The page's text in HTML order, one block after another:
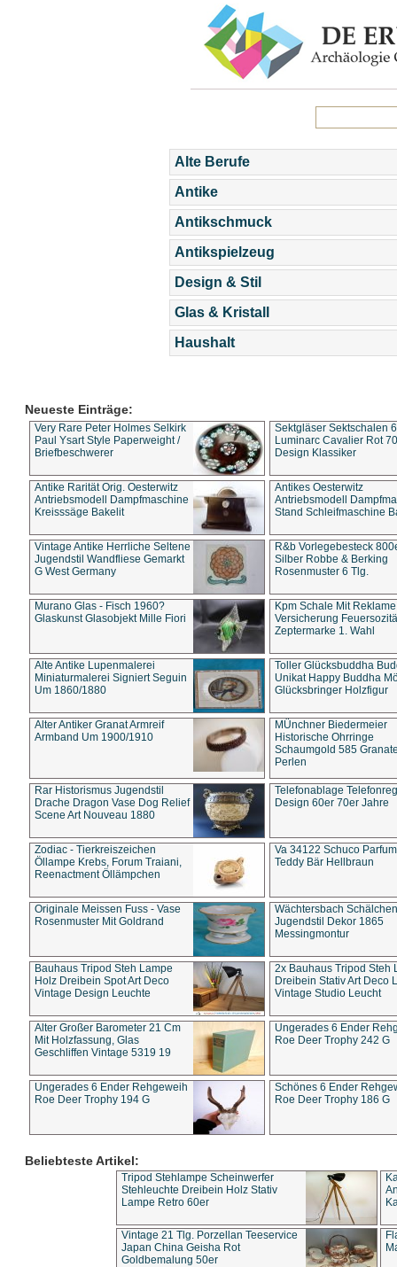
Alte Berufe
Antike
Antikschmuck
Antikspielzeug
Design & Stil
Glas & Kristall
Haushalt
Neueste Einträge:
Very Rare Peter Holmes Selkirk
Paul Ysart Style Paperweight /
Briefbeschwerer
Sektgläser Sektschalen
Luminarc Cavalier Rot
Design Klassiker
Antike Rarität Orig. Oesterwitz
Antriebsmodell Dampfmaschine
Kreisssäge Bakelit
Antikes Oesterwitz
Antriebsmodell
Stand Schleifmaschine
Vintage Antike Herrliche Seltene
Jugendstil Wandfliese Gemarkt
G West Germany
R&b Vorlegebesteck
Silber Robbe & Berking
Rosenmuster 6 Tlg.
Murano Glas - Fisch 1960?
Glaskunst Glasobjekt Mille Fiori
Kpm Schale Mit Reklame
Versicherung
Zeptermarke 1. Wahl
Alte Antike Lupenmalerei
Miniaturmalerei Signiert Seguin
Um 1860/1880
Toller Glücksbuddha
Unikat Happy Buddha
Glücksbringer Holzfigur
Alter Antiker Granat Armreif
Armband Um 1900/1910
MÜnchner Biedermeier
Historische Ohrringe
Schaumgold 585
Perlen
Rar Historismus Jugendstil
Drache Dragon Vase Dog Relief
Scene Art Nouveau 1880
Telefonablage
Design 60er 70er Jahre
Zodiac - Tierkreiszeichen
Öllampe Krebs, Forum Traiani,
Reenactment Öllämpchen
Va 34122 Schuco
Teddy Bär Hellbraun
Originale Meissen Fuss - Vase
Rosenmuster Mit Goldrand
Wächtersbach Schälchen
Jugendstil Dekor 1865
Messingmontur
Bauhaus Tripod Steh Lampe
Holz Dreibein Spot Art Deco
Vintage Design Leuchte
2x Bauhaus Tripod Steh
Dreibein Stativ Art Deco
Vintage Studio Leucht
Alter Großer Barometer 21 Cm
Mit Holzfassung, Glas
Geschliffen Vintage 5319 19
Ungerades 6 Ender
Roe Deer Trophy 242 G
Ungerades 6 Ender Rehgeweih
Roe Deer Trophy 194 G
Schönes 6 Ender
Roe Deer Trophy 186 G
Beliebteste Artikel:
Tripod Stehlampe Scheinwerfer
Stehleuchte Dreibein Holz Stativ
Lampe Retro 60er
Vintage 21 Tlg. Porzellan Teeservice
Japan China Geisha Rot
Goldbemalung 50er